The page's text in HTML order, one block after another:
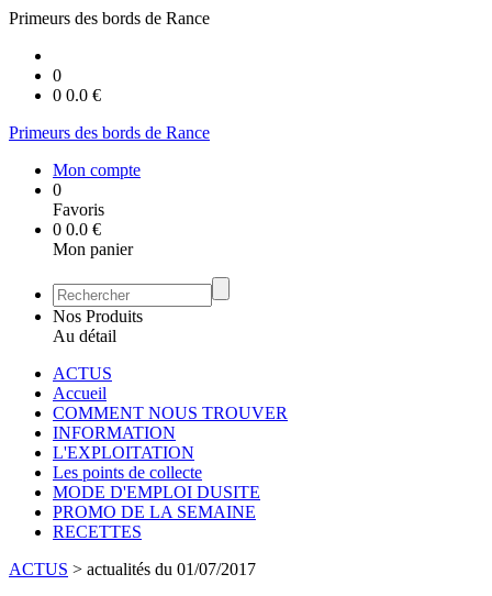
Primeurs des bords de Rance
0
0 0.0 €
Primeurs des bords de Rance
Mon compte
0
Favoris
0 0.0 €
Mon panier
Nos Produits
Au détail
ACTUS
Accueil
COMMENT NOUS TROUVER
INFORMATION
L'EXPLOITATION
Les points de collecte
MODE D'EMPLOI DUSITE
PROMO DE LA SEMAINE
RECETTES
ACTUS > actualités du 01/07/2017